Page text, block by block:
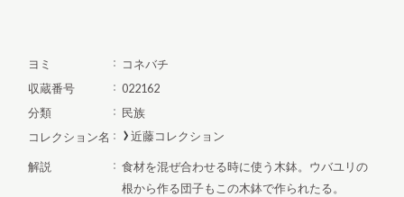
ヨミ
コネバチ
収蔵番号
022162
分類
民族
コレクション名
近藤コレクション
解説
食材を混ぜ合わせる時に使う木鉢。ウバユリの
根から作る団子もこの木鉢で作られたる。